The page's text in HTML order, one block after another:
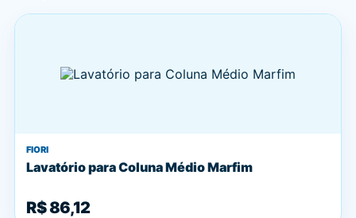
FIORI
Lavatório para Coluna Médio Marfim
R$ 86,12